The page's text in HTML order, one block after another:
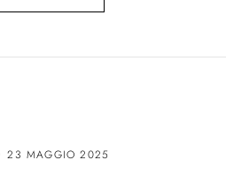
23 MAGGIO 2025